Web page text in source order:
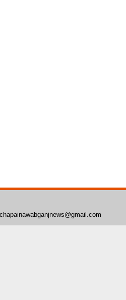
chapainawabganjnews@gmail.com